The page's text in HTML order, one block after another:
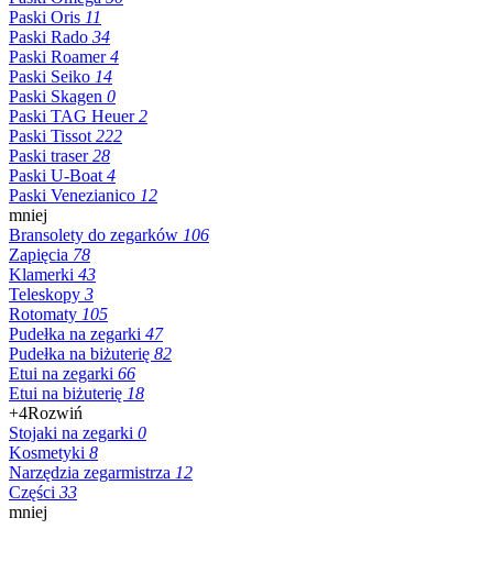
Paski Oris 11
Paski Rado 34
Paski Roamer4
Paski Seiko 14
Paski Skagen 0
Paski TAG Heuer2
Paski Tissot 222
Paski traser28
Paski U-Boat 4
Paski Venezianico 12
mniej
Bransolety do zegarków 106
Zapięcia 78
Klamerki 43
Teleskopy 3
Rotomaty 105
Pudełka na zegarki 47
Pudełka na biżuterię 82
Etui na zegarki 66
Etui na biżuterię 18
+4Rozwiń
Stojaki na zegarki 0
Kosmetyki 8
Narzędzia zegarmistrza 12
Części 33
mniej